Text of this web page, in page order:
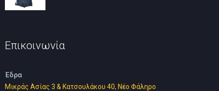
Επικοινωνία
Έδρα
Μικράς Ασίας 3 & Κατσουλάκου 40, Νέο Φάληρο